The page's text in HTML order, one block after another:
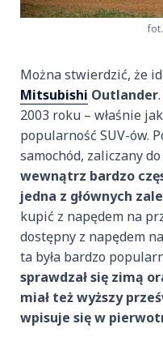
Można stwierdzić, że
Mitsubishi Outlander
2003 roku – właśnie
popularność SUV-ów.
samochód, zaliczany
wewnątrz bardzo
jedna z głównych
kupić z napędem na
dostępny z napędem
ta była bardzo
sprawdzał się zimą
miał też wyższy
wpisuje się w